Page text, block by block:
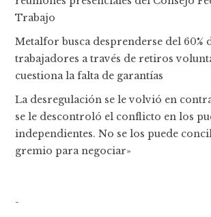
Trabajo
Metalfor busca desprenderse del 60%
trabajadores a través de retiros
cuestiona la falta de garantías
La desregulación se le volvió en
se le descontroló el conflicto en los
independientes. No se los puede
gremio para negociar»
-